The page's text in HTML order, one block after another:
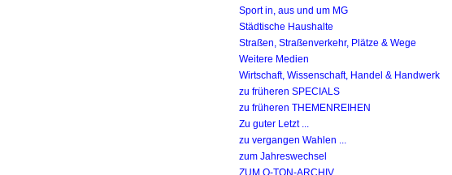
Sport in, aus und um MG
Städtische Haushalte
Straßen, Straßenverkehr, Plätze & Wege
Weitere Medien
Wirtschaft, Wissenschaft, Handel & Handwerk
zu früheren SPECIALS
zu früheren THEMENREIHEN
Zu guter Letzt ...
zu vergangen Wahlen ...
zum Jahreswechsel
ZUM O-TON-ARCHIV